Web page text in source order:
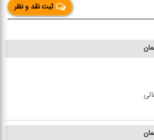
ثبت نقد و نظر